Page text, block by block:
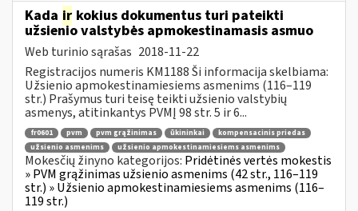
Kada ir kokius dokumentus turi pateikti
užsienio valstybės apmokestinamasis asmuo
Web turinio sąrašas 2018-11-22
Registracijos numeris KM1188 Ši informacija skelbiama:
Užsienio apmokestinamiesiems asmenims (116–119
str.) Prašymus turi teisę teikti užsienio valstybių
asmenys, atitinkantys PVMĮ 98 str. 5 ir 6...
fr0601 pvm pvm grąžinimas ūkininkai
kompensacinis priedas
užsienio asmenims
užsienio apmokestinamiesiems asmenims
Mokesčių žinyno kategorijos: Pridėtinės vertės mokestis
» PVM grąžinimas užsienio asmenims (42 str., 116–119
str.) » Užsienio apmokestinamiesiems asmenims (116–
119 str.)